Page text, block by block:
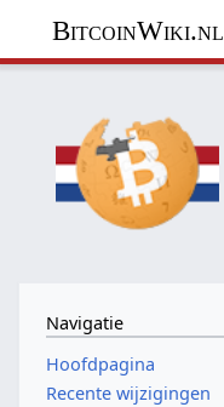
BitcoinWiki.nl
Navigatie
Hoofdpagina
Recente wijzigingen